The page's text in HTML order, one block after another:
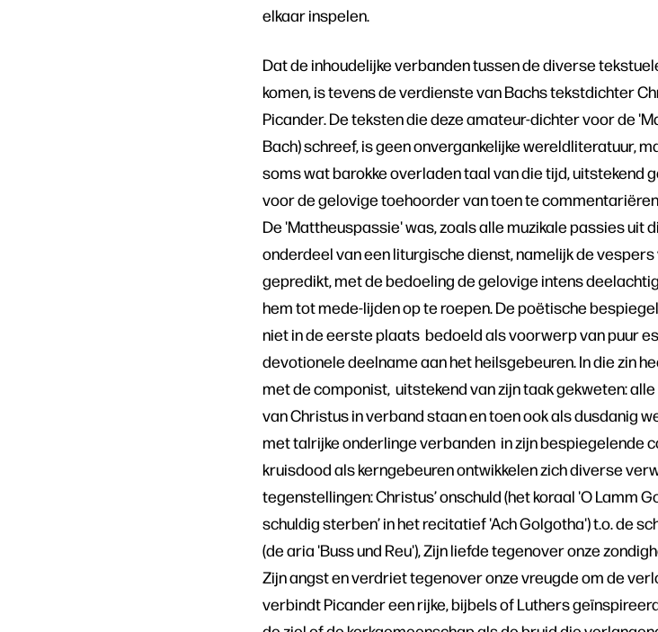
elkaar inspelen.
Dat de inhoudelijke verbanden tussen de diverse
komen, is tevens de verdienste van Bachs tekstdichter
Picander. De teksten die deze amateur-dichter voor de
Bach) schreef, is geen onvergankelijke wereldliteratuur,
soms wat barokke overladen taal van die tijd, uitstekend
voor de gelovige toehoorder van toen te
De 'Mattheuspassie' was, zoals alle muzikale passies uit
onderdeel van een liturgische dienst, namelijk de
gepredikt, met de bedoeling de gelovige intens
hem tot mede-lijden op te roepen. De poëtische
niet in de eerste plaats bedoeld als voorwerp van puur
devotionele deelname aan het heilsgebeuren. In die zin
met de componist, uitstekend van zijn taak gekweten:
van Christus in verband staan en toen ook als dusdanig
met talrijke onderlinge verbanden in zijn bespiegelende
kruisdood als kerngebeuren ontwikkelen zich diverse
tegenstellingen: Christus’ onschuld (het koraal 'O Lamm
schuldig sterben’ in het recitatief 'Ach Golgotha') t.o. de
(de aria 'Buss und Reu'), Zijn liefde tegenover onze
Zijn angst en verdriet tegenover onze vreugde om de
verbindt Picander een rijke, bijbels of Luthers